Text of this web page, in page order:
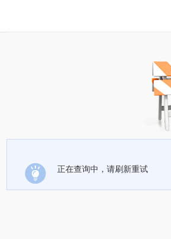
正在查询中，请刷新重试